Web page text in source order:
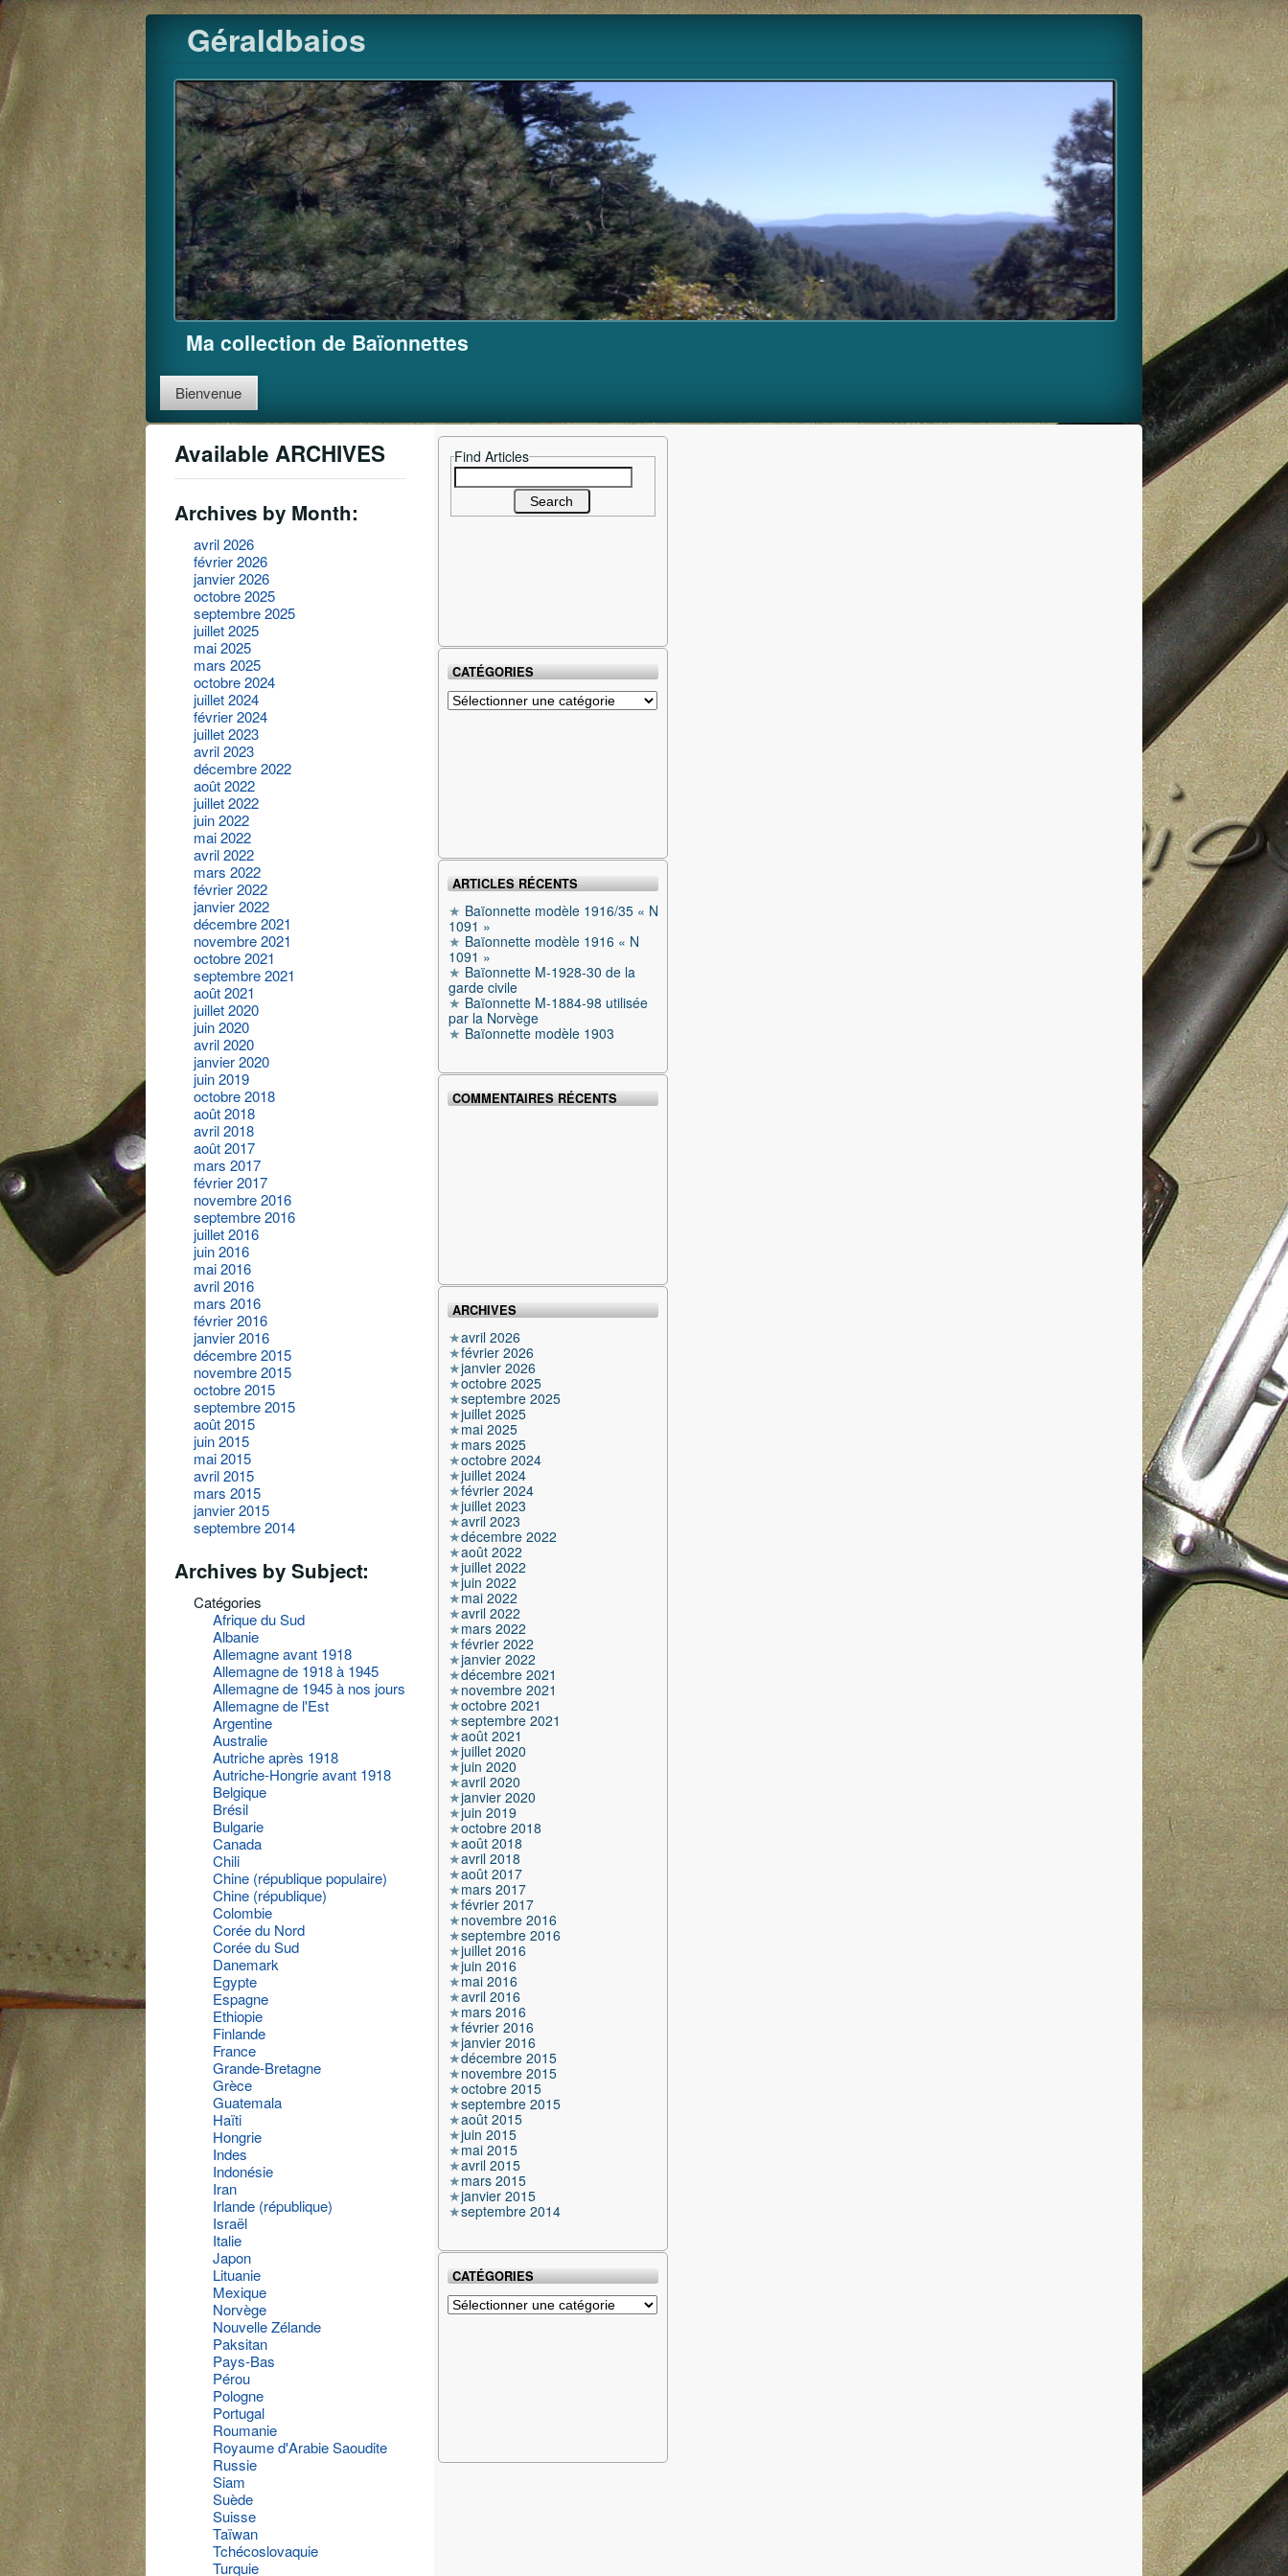
Pour m'aider à financer ce site. Cagnotte
Skip
to
content
Géraldbaios
Ma collection de Baïonnettes
Bienvenue
Available ARCHIVES
Archives by Month:
avril 2026
février 2026
janvier 2026
octobre 2025
septembre 2025
juillet 2025
mai 2025
mars 2025
octobre 2024
juillet 2024
février 2024
juillet 2023
avril 2023
décembre 2022
août 2022
juillet 2022
juin 2022
mai 2022
avril 2022
mars 2022
février 2022
janvier 2022
décembre 2021
novembre 2021
octobre 2021
septembre 2021
août 2021
juillet 2020
juin 2020
avril 2020
janvier 2020
juin 2019
octobre 2018
août 2018
avril 2018
août 2017
mars 2017
février 2017
novembre 2016
septembre 2016
juillet 2016
juin 2016
mai 2016
avril 2016
mars 2016
février 2016
janvier 2016
décembre 2015
novembre 2015
octobre 2015
septembre 2015
août 2015
juin 2015
mai 2015
avril 2015
mars 2015
janvier 2015
septembre 2014
Archives by Subject:
Catégories
Afrique du Sud
Albanie
Allemagne avant 1918
Allemagne de 1918 à 1945
Allemagne de 1945 à nos jours
Allemagne de l'Est
Argentine
Australie
Autriche après 1918
Autriche-Hongrie avant 1918
Belgique
Brésil
Bulgarie
Canada
Chili
Chine (république populaire)
Chine (république)
Colombie
Corée du Nord
Corée du Sud
Danemark
Egypte
Espagne
Ethiopie
Finlande
France
Grande-Bretagne
Grèce
Guatemala
Haïti
Hongrie
Indes
Indonésie
Iran
Irlande (république)
Israël
Italie
Japon
Lituanie
Mexique
Norvège
Nouvelle Zélande
Paksitan
Pays-Bas
Pérou
Pologne
Portugal
Roumanie
Royaume d'Arabie Saoudite
Russie
Siam
Suède
Suisse
Taïwan
Tchécoslovaquie
Turquie
Find Articles
Search
for:
CATÉGORIES
Catégories
ARTICLES RÉCENTS
Baïonnette modèle 1916/35 « N
1091 »
Baïonnette modèle 1916 « N
1091 »
Baïonnette M-1928-30 de la
garde civile
Baïonnette M-1884-98 utilisée
par la Norvège
Baïonnette modèle 1903
COMMENTAIRES RÉCENTS
ARCHIVES
avril 2026
février 2026
janvier 2026
octobre 2025
septembre 2025
juillet 2025
mai 2025
mars 2025
octobre 2024
juillet 2024
février 2024
juillet 2023
avril 2023
décembre 2022
août 2022
juillet 2022
juin 2022
mai 2022
avril 2022
mars 2022
février 2022
janvier 2022
décembre 2021
novembre 2021
octobre 2021
septembre 2021
août 2021
juillet 2020
juin 2020
avril 2020
janvier 2020
juin 2019
octobre 2018
août 2018
avril 2018
août 2017
mars 2017
février 2017
novembre 2016
septembre 2016
juillet 2016
juin 2016
mai 2016
avril 2016
mars 2016
février 2016
janvier 2016
décembre 2015
novembre 2015
octobre 2015
septembre 2015
août 2015
juin 2015
mai 2015
avril 2015
mars 2015
janvier 2015
septembre 2014
CATÉGORIES
Catégories